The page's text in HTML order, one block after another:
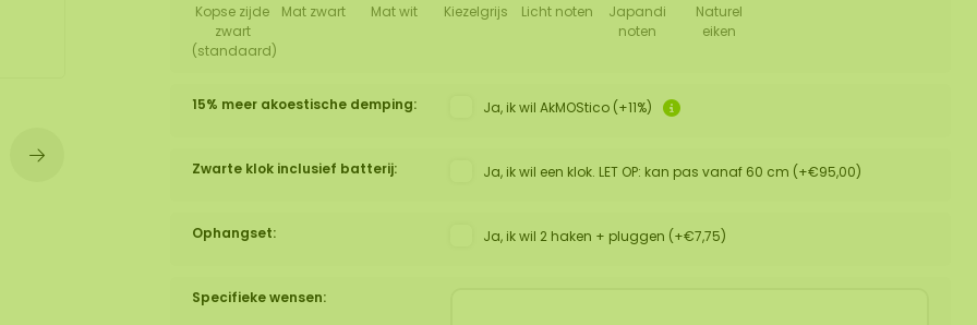
Kopse zijde
zwart
(standaard)
Mat zwart Mat wit Kiezelgrijs Licht noten
Japandi
noten
Naturel
eiken
15% meer akoestische demping: Ja, ik wil AkMOStico (+11%)
Zwarte klok inclusief batterij: Ja, ik wil een klok. LET OP: kan pas vanaf 60 cm (+€95,00)
Ophangset: Ja, ik wil 2 haken + pluggen (+€7,75)
Specifieke wensen: